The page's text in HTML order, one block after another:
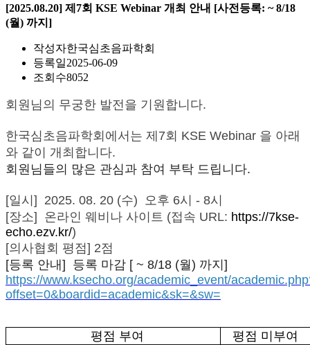
[2025.08.20] 제7회 KSE Webinar 개최 안내 [사전등록: ~ 8/18
(월) 까지]
작성자한국심초음파학회
등록일2025-06-09
조회수8052
회원님의 무궁한 발전을 기원합니다.
한국심초음파학회에서는 제7회 KSE Webinar 을 아래
와 같이 개최합니다.
회원님들의 많은 관심과 참여 부탁 드립니다.
[일시] 2025. 08. 20 (수) 오후 6시 - 8시
[장소] 온라인 웨비나 사이트 (접속 URL: https://7kse-
echo.ezv.kr/)
[의사협회 평점] 2점
[등록 안내] 등록 마감 [ ~ 8/18 (월) 까지]
https://www.ksecho.org/academic_event/
offset=0&boardid=academic&sk=&sw=
평점 부여
평점 미부여